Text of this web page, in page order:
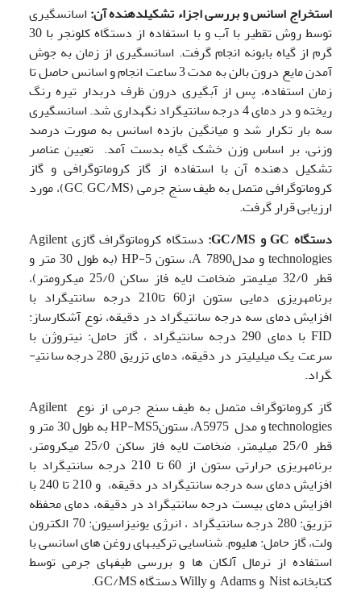
استخراج اسانسو بررسی اجزاء تشکیل­دهنده آن: اسانس­گیری
توسط روش تقطیر با آب و با استفاده از دستگاه کلونجر با 30
گرم از گیاه بابونه انجام گرفت. اسانس­گیری از زمان به جوش
آمدن مایع درون بالن به مدت 3 ساعت انجام و اسانس حاصل تا
زمان استفاده، پس از آبگیری درون ظرف درب­دار تیره رنگ
ریخته و در دمای 4 درجه سانتی­گراد نگه­داری شد. اسانس­گیری
سه بار تکرار شد و میانگین بازده اسانس به صورت درصد
وزنی، بر اساس وزن خشک گیاه بدست آمد. تعیین عناصر
تشکیل دهنده آن با استفاده از گاز کروماتوگرافی و گاز
کروماتوگرافی متصل به طیف سنج جرمی (GC, GC/MS)، مورد
ارزیابی قرار گرفت.
دستگاه GCو GC/MS
:
دستگاه کروماتوگراف گازی Agilent
technologies و مدلA 7890، ستون HP-5 (به طول 30 متر و
قطر 32/0 میلی­متر ضخامت لایه فاز ساکن 25/0 میکرومتر)،
برنامه­ریزی دمایی ستون از60 تا210 درجه سانتی­گراد با
افزایش دمای سه درجه سانتی­گراد در دقیقه، نوع آشکارساز:
FID با دمای 290 درجه سانتی­گراد ، گاز حامل: نیتروژن با
سرعت یک میلی­لیتر در دقیقه، دمای تزریق 280 درجه سانتی­
گراد.
گاز کروماتوگراف متصل به طیف سنج جرمی از نوع Agilent
technologies و مدل A5975، ستونHP-MS5 به طول 30 متر و
قطر 25/0 میلی­متر، ضخامت لایه فاز ساکن 25/0 میکرومتر،
برنامه­ریزی حرارتی ستون از 60 تا 210 درجه سانتی­گراد با
افزایش دمای سه درجه سانتی­گراد در دقیقه، و 210 تا 240 با
افزایش دمای بیست درجه سانتی­گراد در دقیقه، دمای محفظه
تزریق: 280 درجه سانتی­گراد ، انرژی یونیزاسیون: 70 الکترون
ولت، گاز حامل: هلیوم. شناسایی ترکیب­های روغن های اسانسی با
استفاده از نرمال آلکان ها و بررسی طیف­های جرمی توسط
کتابخانه‌ Nist و Adams و Willy دستگاه GC/MS.